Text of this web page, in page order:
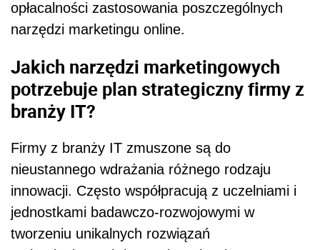
opłacalności zastosowania poszczególnych
narzędzi marketingu online.
Jakich narzędzi marketingowych
potrzebuje plan strategiczny firmy z
branży IT?
Firmy z branży IT zmuszone są do
nieustannego wdrażania różnego rodzaju
innowacji. Często współpracują z uczelniami i
jednostkami badawczo-rozwojowymi w
tworzeniu unikalnych rozwiązań